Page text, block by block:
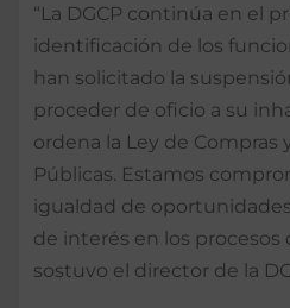
“La DGCP continúa en el
identificación de los
han solicitado la
proceder de oficio a su
ordena la Ley de Compras
Públicas. Estamos
igualdad de
de interés en los procesos
sostuvo el director de la